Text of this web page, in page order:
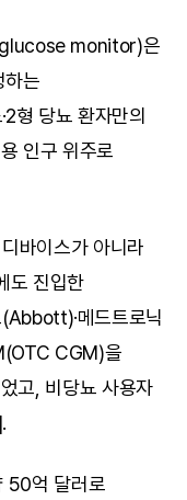
monitor)은
하는
형 당뇨 환자만의
인구 위주로
바이스가 아니라
도 진입한
메드트로닉
CGM)을
고, 비당뇨 사용자
50억 달러로